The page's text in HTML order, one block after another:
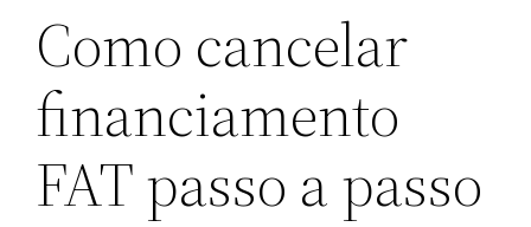
Como cancelar
financiamento
FAT passo a passo